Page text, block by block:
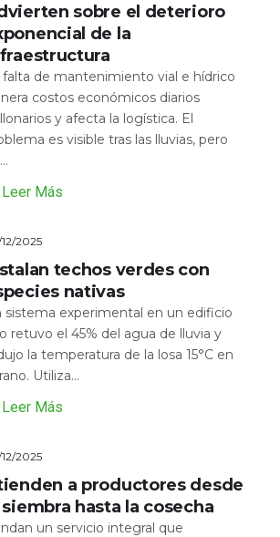
sobre el deterioro
de la
falta de mantenimiento vial e hídrico
costos económicos diarios
y afecta la logística. El
es visible tras las lluvias, pero
Leer Más
12/2025
techos verdes con
nativas
sistema experimental en un edificio
retuvo el 45% del agua de lluvia y
la temperatura de la losa 15°C en
Utiliza...
Leer Más
12/2025
a productores desde
siembra hasta la cosecha
un servicio integral que